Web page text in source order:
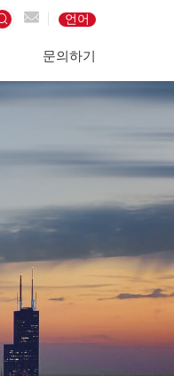
언어
문의하기
문의하기